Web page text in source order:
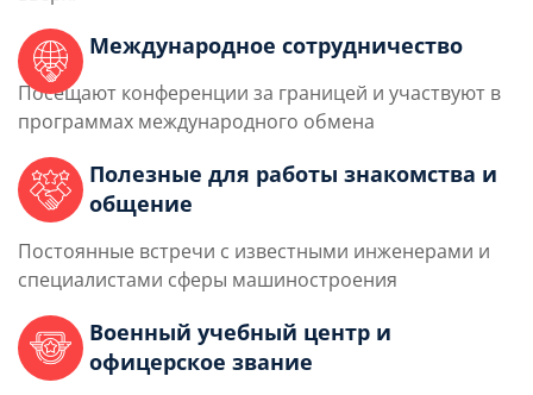
Международное сотрудничество
Посещают конференции за границей и участвуют в
программах международного обмена
Полезные для работы знакомства и
общение
Постоянные встречи с известными инженерами и
специалистами сферы машиностроения
Военный учебный центр и
офицерское звание